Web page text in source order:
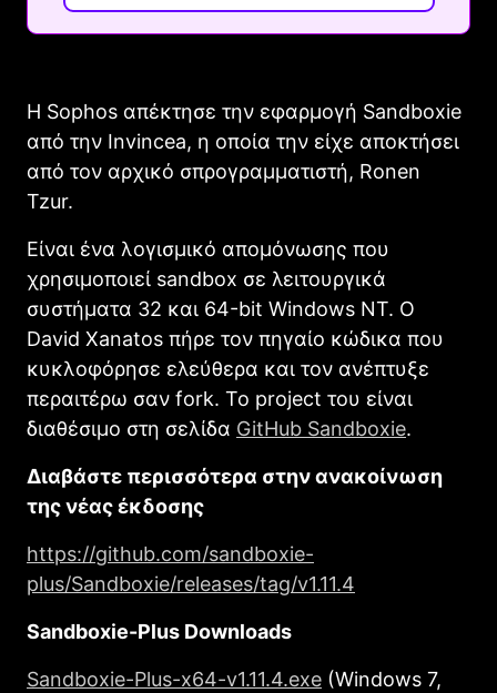
Η Sophos απέκτησε την εφαρμογή Sandboxie
από την Invincea, η οποία την είχε αποκτήσει
από τον αρχικό σπρογραμματιστή, Ronen
Tzur.
Είναι ένα λογισμικό απομόνωσης που
χρησιμοποιεί sandbox σε λειτουργικά
συστήματα 32 και 64-bit Windows NT. Ο
David Xanatos πήρε τον πηγαίο κώδικα που
κυκλοφόρησε ελεύθερα και τον ανέπτυξε
περαιτέρω σαν fork. Το project του είναι
διαθέσιμο στη σελίδα GitHub Sandboxie.
Διαβάστε περισσότερα στην ανακοίνωση
της νέας έκδοσης
https://github.com/sandboxie-
plus/Sandboxie/releases/tag/v1.11.4
Sandboxie-Plus Downloads
Sandboxie-Plus-x64-v1.11.4.exe (Windows 7,